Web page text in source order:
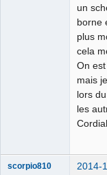
un
borne
plus
cela
On
mais
lors
les
scorpio810 2014-